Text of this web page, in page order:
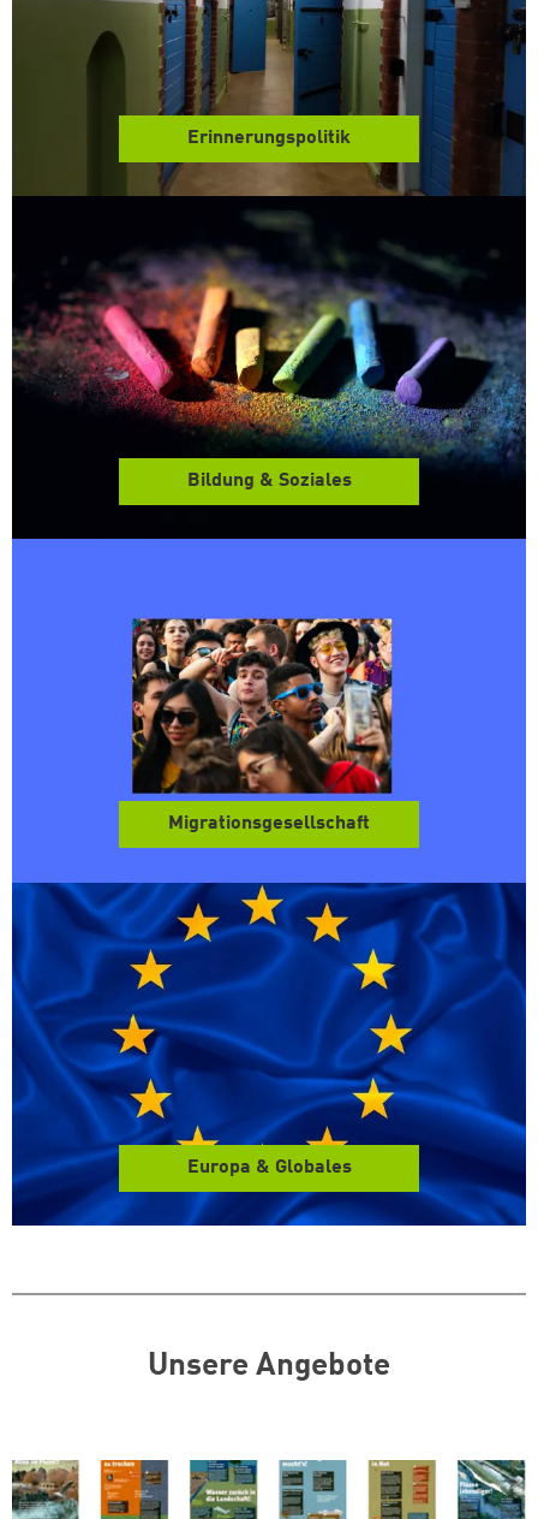
Erinnerungspolitik
Bildung & Soziales
Migrationsgesellschaft
Europa & Globales
Unsere Angebote